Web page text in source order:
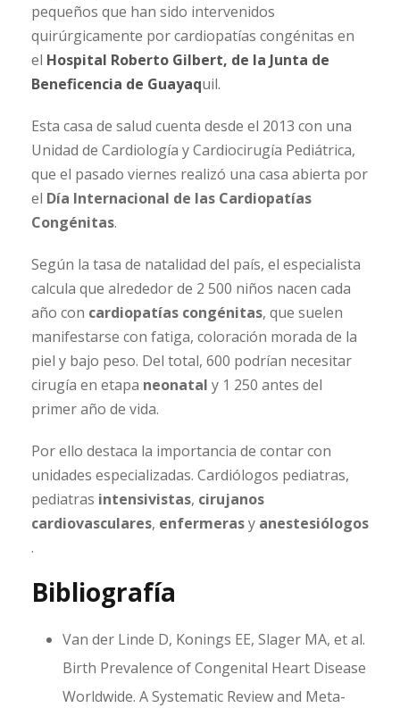
pequeños que han sido intervenidos
quirúrgicamente por cardiopatías congénitas en
el Hospital Roberto Gilbert, de la Junta de
Beneficencia de Guayaquil.
Esta casa de salud cuenta desde el 2013 con una
Unidad de Cardiología y Cardiocirugía Pediátrica,
que el pasado viernes realizó una casa abierta por
el Día Internacional de las Cardiopatías
Congénitas.
Según la tasa de natalidad del país, el especialista
calcula que alrededor de 2 500 niños nacen cada
año con cardiopatías congénitas, que suelen
manifestarse con fatiga, coloración morada de la
piel y bajo peso. Del total, 600 podrían necesitar
cirugía en etapa neonatal y 1 250 antes del
primer año de vida.
Por ello destaca la importancia de contar con
unidades especializadas. Cardiólogos pediatras,
pediatras intensivistas, cirujanos
cardiovasculares, enfermerasy anestesiólogos
.
Bibliografía
Van der Linde D, Konings EE, Slager MA, et al.
Birth Prevalence of Congenital Heart Disease
Worldwide. A Systematic Review and Meta-